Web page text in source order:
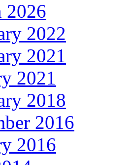
2026
2022
2021
2021
2018
2016
2016